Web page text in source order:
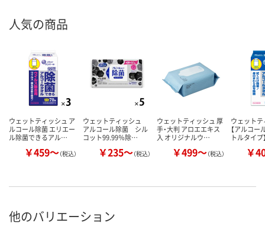
人気の商品
ウェットティッシュ ア
ルコール除菌 エリエー
ル除菌できるアル…
￥459～（税込）
ウェットティッシュ
アルコール除菌 シル
コット99.99％除…
￥235～（税込）
ウェットティッシュ 厚
手・大判 アロエエキス
入 オリジナルウ…
￥499～（税込）
ウェット
【アルコー
トルタイ
￥
他のバリエーション